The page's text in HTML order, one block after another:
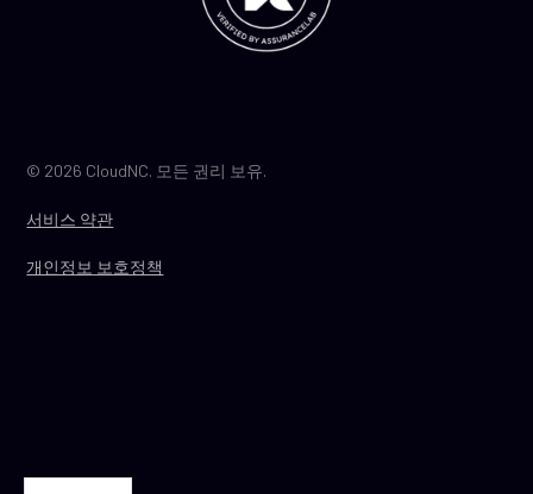
서비스 약관
개인정보 보호정책
© 2026 CloudNC. 모든 권리 보유.